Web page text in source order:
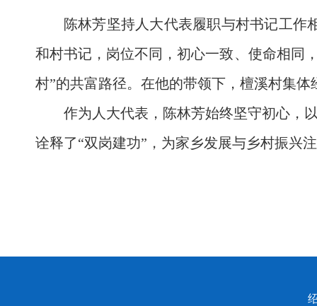
陈林芳坚持人大代表履职与村书记工作
和村书记，岗位不同，初心一致、使命相同
村”的共富路径。在他的带领下，檀溪村集
作为人大代表，陈林芳始终坚守初心，
诠释了“双岗建功”，为家乡发展与乡村振兴